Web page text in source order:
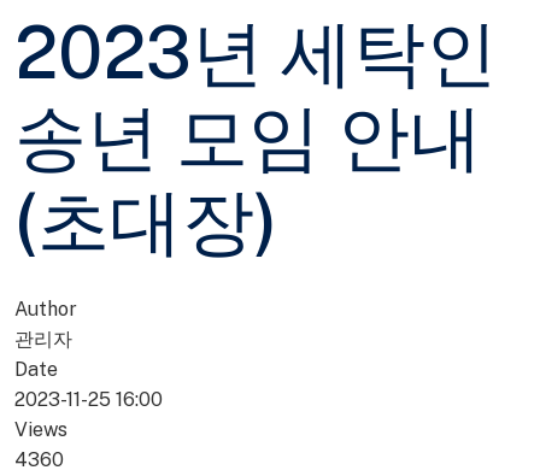
2023년 세탁인
송년 모임 안내
(초대장)
Author
관리자
Date
2023-11-25 16:00
Views
4360